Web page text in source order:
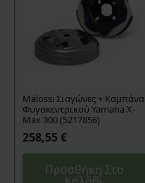
Malossi Σιαγώνες + Καμπάνα
Φυγοκεντρικού Yamaha X-
Max 300 (5217856)
258,55 €
Προσθήκη Στο